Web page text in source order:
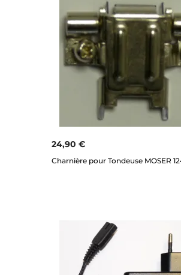
24,90 €
Charnière pour Tondeuse MOSER